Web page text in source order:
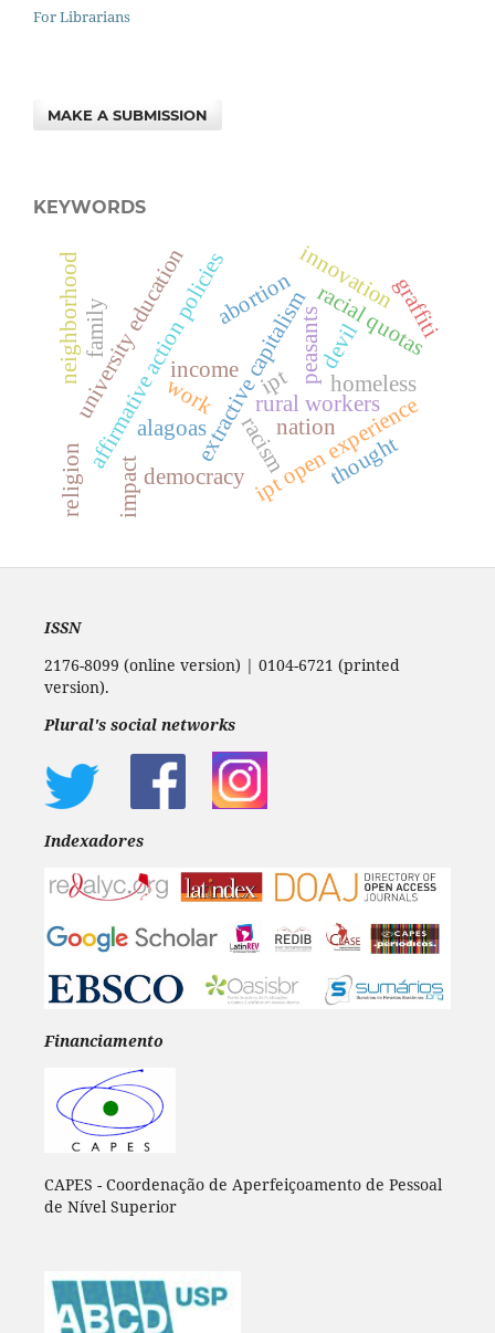
For Librarians
MAKE A SUBMISSION
KEYWORDS
extractive capitalismpeasants
rural workers
devil
alagoas
university education
affirmative action policies racial quotas
racism
innovation
ipt
ipt open experience
abortion
democracy
religion impact
family
homeless
income
work
neighborhood
thought
nation
graffiti
ISSN
2176-8099 (online version) | 0104-6721 (printed
version).
Plural's social networks
Indexadores
Financiamento
CAPES - Coordenação de Aperfeiçoamento de Pessoal
de Nível Superior